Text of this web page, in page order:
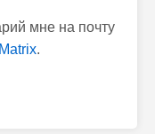
мне на почту
.